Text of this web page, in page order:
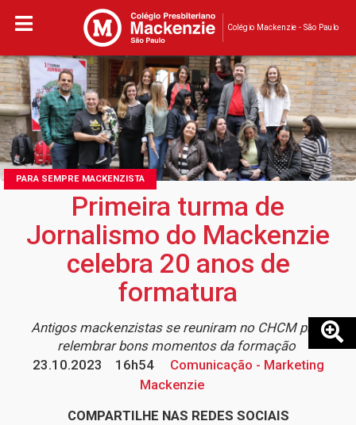
Colégio Mackenzie - São Paulo
PARA SEMPRE MACKENZISTA
Primeira turma de
Jornalismo do Mackenzie
celebra 20 anos de
formatura
Antigos mackenzistas se reuniram no CHCM para
relembrar bons momentos da formação
23.10.2023
16h54
Comunicação - Marketing
Mackenzie
COMPARTILHE NAS REDES SOCIAIS